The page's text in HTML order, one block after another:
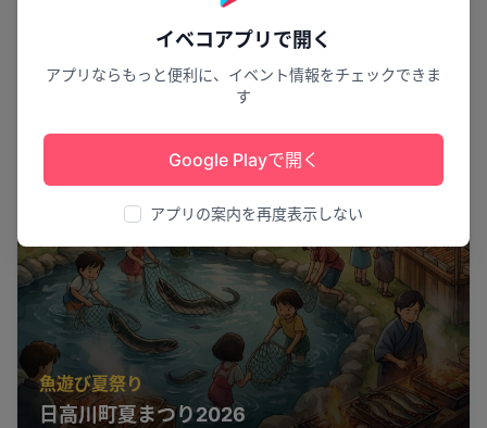
イベコアプリで開く
アプリならもっと便利に、イベント情報をチェックできま
す
Google Playで開く
アプリの案内を再度表示しない
魚遊び夏祭り
日高川町夏まつり2026